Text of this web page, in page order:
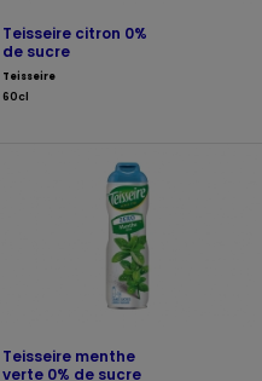
Teisseire citron 0%
de sucre
Teisseire
60cl
Teisseire menthe
verte 0% de sucre